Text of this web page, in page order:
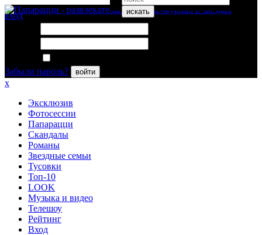
искать
вход
Забыли пароль?
войти
x
Эксклюзив
Фотосессии
Папарацци
Скандалы
Романы
Звездные семьи
Тусовки
Топ-10
LOOK
Музыка и видео
Телешоу
Рейтинг
Вход